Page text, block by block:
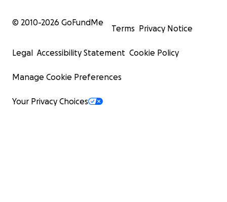
© 2010-2026 GoFundMe
Terms Privacy Notice
Legal Accessibility Statement Cookie Policy
Manage Cookie Preferences
Your Privacy Choices